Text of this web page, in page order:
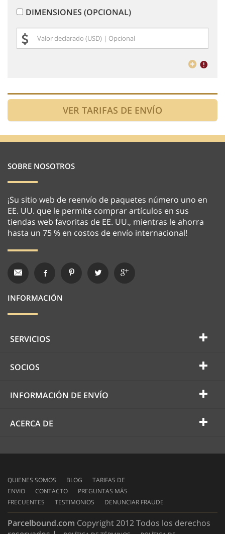
DIMENSIONES (OPCIONAL)
SOBRE NOSOTROS
¡Su sitio web de reenvío de paquetes número uno en
EE. UU. que le permite comprar artículos en sus
tiendas web favoritas de EE. UU., mientras le ahorra
hasta un 75 % en costos de envío internacional!
INFORMACIÓN
SERVICIOS
SOCIOS
INFORMACIÓN DE ENVÍO
ACERCA DE
QUIENES SOMOS BLOG
TARIFAS DE
ENVIO
CONTACTO
PREGUNTAS MÁS
FRECUENTES
TESTIMONIOS DENUNCIAR FRAUDE
Parcelbound.com Copyright 2012 Todos los derechos